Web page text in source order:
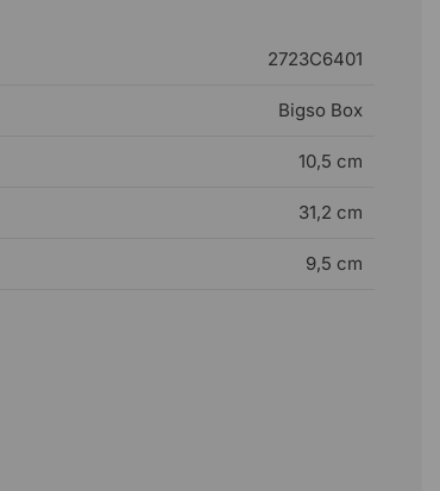
2723C6401
Bigso Box
10,5 cm
31,2 cm
9,5 cm